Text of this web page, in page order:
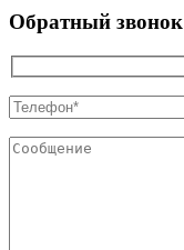
Обратный звонок